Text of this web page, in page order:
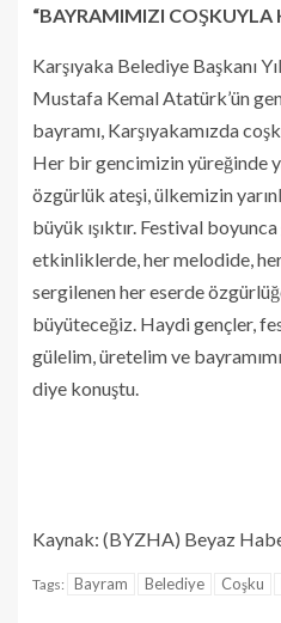
“BAYRAMIMIZI COŞKUYLA
Karşıyaka Belediye Başkanı
Mustafa Kemal Atatürk’ün
bayramı, Karşıyakamızda
Her bir gencimizin yüreğinde
özgürlük ateşi, ülkemizin
büyük ışıktır. Festival
etkinliklerde, her melodide,
sergilenen her eserde
büyüteceğiz. Haydi gençler,
gülelim, üretelim ve
diye konuştu.
Kaynak: (BYZHA) Beyaz
Tags: Bayram Belediye Coşku